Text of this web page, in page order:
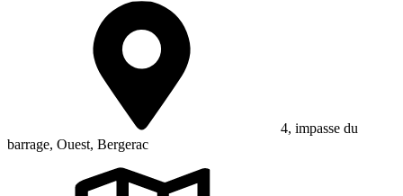
4, impasse du
barrage, Ouest, Bergerac